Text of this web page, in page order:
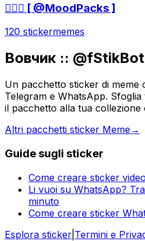
🤷🏻‍♀ [ @MoodPacks ]
120 stickermemes
Вовчик :: @fStikBot
Un pacchetto sticker di meme
Telegram e WhatsApp.
il pacchetto alla tua collezione
Altri pacchetti sticker Meme→
Guide sugli sticker
Come creare sticker
Li vuoi su WhatsApp?
minuto
Come creare sticker
Esplora sticker Termini e